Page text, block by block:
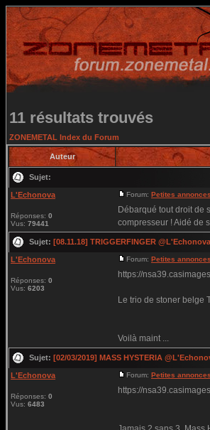
11 résultats trouvés
ZONEMETAL Index du Forum
Auteur
Sujet:
L'Echonova
Réponses: 0
Vus: 79441
Forum: Petites
Débarqué tout droit de
compresseur ! Aidé de
Sujet: [08.11.18] TRIGGERFINGER
L'Echonova
Réponses: 0
Vus: 6203
Forum: Petites
https://
Le trio de stoner belge
Voilà maint ...
Sujet: [02/03/2019] MASS HYSTERIA
L'Echonova
Réponses: 0
Vus: 6483
Forum: Petites
https://